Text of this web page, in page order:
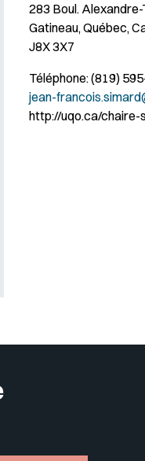
283 Boul.
Gatineau, Québec,
J8X 3X7
Téléphone: (819)
jean-
http://uqo.ca/chaire-